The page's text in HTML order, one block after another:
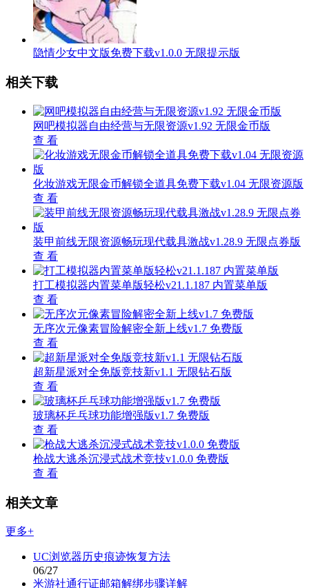
隐情少女中文版免费下载v1.0.0 无限提示版
相关下载
网吧模拟器自由经营与无限资源v1.92 无限金币版
查 看
化妆游戏无限金币解锁全道具免费下载v1.04 无限资源版
查 看
装甲前线无限资源畅玩现代载具激战v1.28.9 无限点券版
查 看
打工模拟器内置菜单版轻松v21.1.187 内置菜单版
查 看
无序次元像素冒险解密全新上线v1.7 免费版
查 看
超新星派对全免版竞技新v1.1 无限钻石版
查 看
玻璃杯乒乓球功能增强版v1.7 免费版
查 看
枪战大逃杀沉浸式战术竞技v1.0.0 免费版
查 看
相关文章
更多+
UC浏览器历史痕迹恢复方法
06/27
米游社通行证邮箱解绑步骤详解